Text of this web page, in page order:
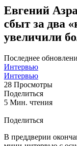
Евгений
сбыт за два
увеличили
Последнее
Интервью
Интервью
28 Просмотры
Поделиться
5 Мин. чтения
Поделиться
В преддверии